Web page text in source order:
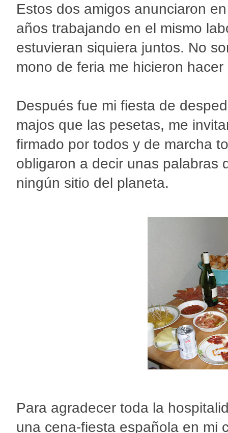
Estos dos amigos anunciaron
años trabajando en el mismo
estuvieran siquiera juntos. No
mono de feria me hicieron
Después fue mi fiesta de
majos que las pesetas, me
firmado por todos y de marcha
obligaron a decir unas palabras
ningún sitio del planeta.
Para agradecer toda la
una cena-fiesta española en mi